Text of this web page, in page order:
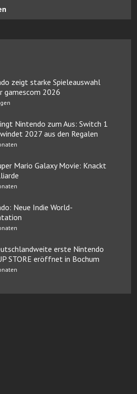
zeigt starke Spieleauswahl
gamescom 2026
Nintendo zum Aus: Switch 1
2027 aus den Regalen
Mario Galaxy Movie: Knackt
Neue Indie World-
erste Nintendo
STORE eröffnet in Bochum